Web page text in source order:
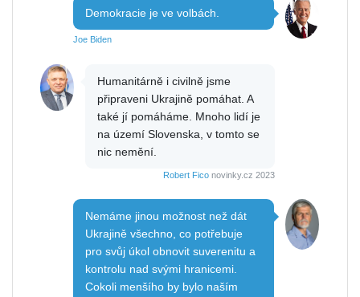
Demokracie je ve volbách.
Joe Biden
Humanitárně i civilně jsme
připraveni Ukrajině pomáhat. A
také jí pomáháme. Mnoho lidí je
na území Slovenska, v tomto se
nic nemění.
Robert Fico novinky.cz 2023
Nemáme jinou možnost než dát
Ukrajině všechno, co potřebuje
pro svůj úkol obnovit suverenitu a
kontrolu nad svými hranicemi.
Cokoli menšího by bylo naším